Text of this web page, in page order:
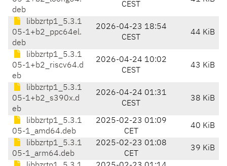
deb
CEST
libbzrtp1_5.3.1
05-1+b2_ppc64el.
deb
2026-04-23 18:54
CEST
44 KiB
libbzrtp1_5.3.1
05-1+b2_riscv64.d
eb
2026-04-24 10:02
CEST
43 KiB
libbzrtp1_5.3.1
05-1+b2_s390x.d
eb
2026-04-24 01:31
CEST
38 KiB
libbzrtp1_5.3.1
05-1_amd64.deb
2025-02-23 01:09
CET
40 KiB
libbzrtp1_5.3.1
05-1_arm64.deb
2025-02-23 01:08
CET
39 KiB